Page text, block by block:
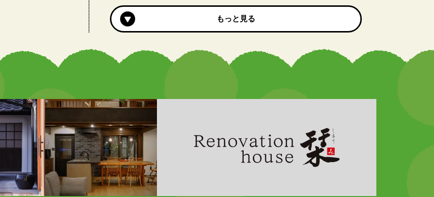
もっと見る
もっと見る